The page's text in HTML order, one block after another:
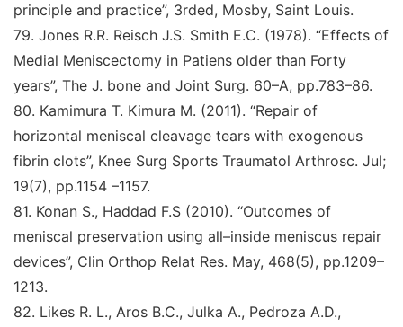
principle and practice”, 3rded, Mosby, Saint Louis.
79. Jones R.R. Reisch J.S. Smith E.C. (1978). “Effects of
Medial Meniscectomy in Patiens older than Forty
years”, The J. bone and Joint Surg. 60–A, pp.783–86.
80. Kamimura T. Kimura M. (2011). “Repair of
horizontal meniscal cleavage tears with exogenous
fibrin clots”, Knee Surg Sports Traumatol Arthrosc. Jul;
19(7), pp.1154 –1157.
81. Konan S., Haddad F.S (2010). “Outcomes of
meniscal preservation using all–inside meniscus repair
devices”, Clin Orthop Relat Res. May, 468(5), pp.1209–
1213.
82. Likes R. L., Aros B.C., Julka A., Pedroza A.D.,